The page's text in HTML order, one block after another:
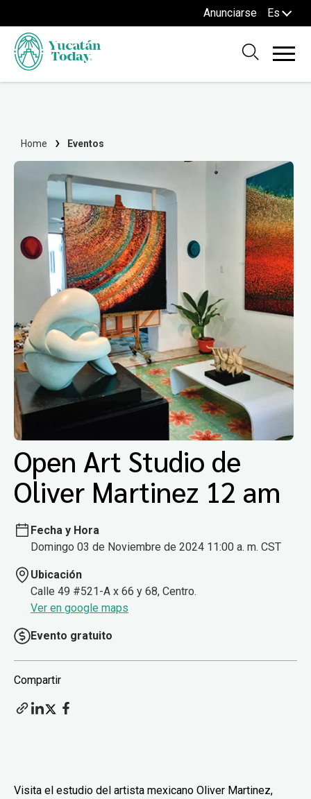
Anunciarse Es
Home Eventos
Open Art Studio de
Oliver Martinez 12 am
Fecha y Hora
Domingo 03 de Noviembre de 2024 11:00 a. m. CST
Ubicación
Calle 49 #521-A x 66 y 68, Centro.
Ver en google maps
Evento gratuito
Compartir
Visita el estudio del artista mexicano Oliver Martinez,